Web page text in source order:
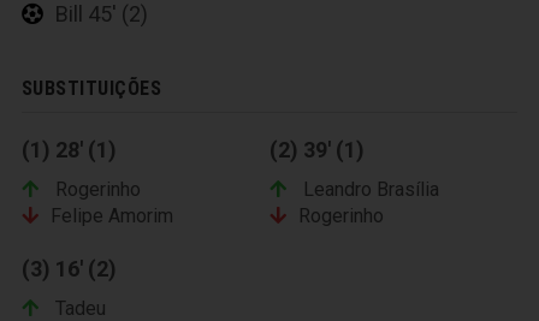
Bill 45' (2)
SUBSTITUIÇÕES
(1) 28' (1)
Rogerinho
Felipe Amorim
(2) 39' (1)
Leandro Brasília
Rogerinho
(3) 16' (2)
Tadeu